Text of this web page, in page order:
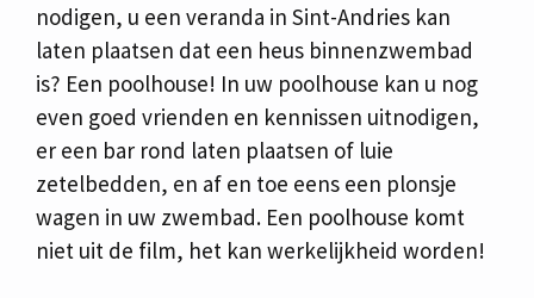
nodigen, u een veranda in Sint-Andries kan
laten plaatsen dat een heus binnenzwembad
is? Een poolhouse! In uw poolhouse kan u nog
even goed vrienden en kennissen uitnodigen,
er een bar rond laten plaatsen of luie
zetelbedden, en af en toe eens een plonsje
wagen in uw zwembad. Een poolhouse komt
niet uit de film, het kan werkelijkheid worden!